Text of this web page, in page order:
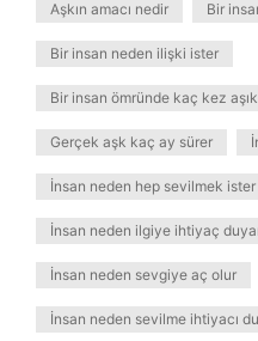
Aşkın amacı nedir Bir
Bir insan neden ilişki ister
Bir insan ömründe kaç kez
Gerçek aşk kaç ay sürer
İnsan neden hep sevilmek ister
İnsan neden ilgiye ihtiyaç
İnsan neden sevgiye aç olur
İnsan neden sevilme ihtiyacı